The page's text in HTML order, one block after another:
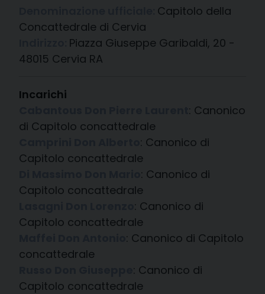
Capitolo della
Concattedrale di Cervia
Piazza Giuseppe Garibaldi, 20 -
48015 Cervia RA
Incarichi
: Canonico
di Capitolo concattedrale
: Canonico di
Capitolo concattedrale
: Canonico di
Capitolo concattedrale
: Canonico di
Capitolo concattedrale
: Canonico di Capitolo
concattedrale
: Canonico di
Capitolo concattedrale